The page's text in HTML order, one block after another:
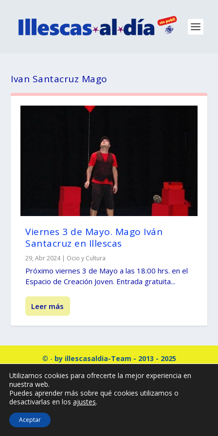
Ivan Santacruz Mago
Viernes 3 de Mayo. Mago Iván
Santacruz en Illescas
29, Abr 2024| Ocio y Cultura
Próximo viernes 3 de Mayo a las 18:00 hrs. en el
Espacio de Creación Joven. Entrada gratuita...
Leer más
© - by illescasaldia-Team - 2013 - 2025
Política de privacidad
Política de cookies
Más información sobre las cookies
Utilizamos cookies para ofrecerte la mejor experiencia en
nuestra web.
Puedes aprender más sobre qué cookies utilizamos o
desactivarlas en los ajustes.
Aceptar